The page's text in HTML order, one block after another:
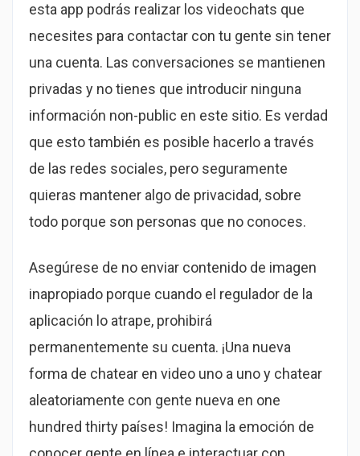
esta app podrás realizar los videochats que
necesites para contactar con tu gente sin tener
una cuenta. Las conversaciones se mantienen
privadas y no tienes que introducir ninguna
información non-public en este sitio. Es verdad
que esto también es posible hacerlo a través
de las redes sociales, pero seguramente
quieras mantener algo de privacidad, sobre
todo porque son personas que no conoces.
Asegúrese de no enviar contenido de imagen
inapropiado porque cuando el regulador de la
aplicación lo atrape, prohibirá
permanentemente su cuenta. ¡Una nueva
forma de chatear en video uno a uno y chatear
aleatoriamente con gente nueva en one
hundred thirty países! Imagina la emoción de